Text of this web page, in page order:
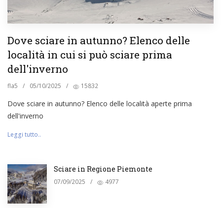
Dove sciare in autunno? Elenco delle
località in cui si può sciare prima
dell'inverno
fla5 / 05/10/2025 / 15832
Dove sciare in autunno? Elenco delle località aperte prima
dell'inverno
Leggi tutto..
Sciare in Regione Piemonte
07/09/2025 / 4977